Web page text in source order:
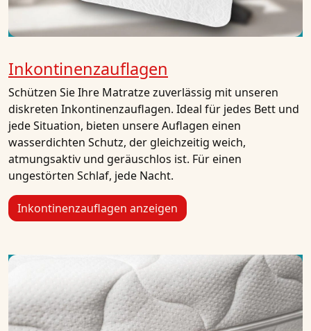
Inkontinenzauflagen
Schützen Sie Ihre Matratze zuverlässig mit unseren
diskreten Inkontinenzauflagen. Ideal für jedes Bett und
jede Situation, bieten unsere Auflagen einen
wasserdichten Schutz, der gleichzeitig weich,
atmungsaktiv und geräuschlos ist. Für einen
ungestörten Schlaf, jede Nacht.
Inkontinenzauflagen anzeigen